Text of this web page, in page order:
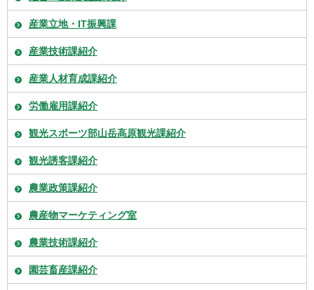
産業立地・IT振興課
産業技術課紹介
産業人材育成課紹介
労働雇用課紹介
観光スポーツ部山岳高原観光課紹介
観光誘客課紹介
農業政策課紹介
農産物マーケティング室
農業技術課紹介
園芸畜産課紹介